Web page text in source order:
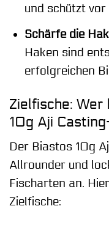
und schützt vor
Schärfe die
Haken sind
erfolgreichen
Zielfische:
10g Aji
Der Biastos 10g
Allrounder und
Fischarten an.
Zielfische: